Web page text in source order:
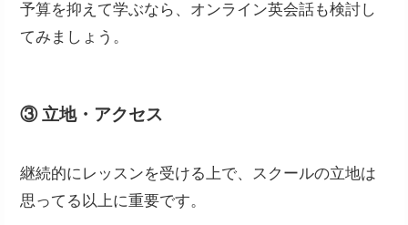
予算を抑えて学ぶなら、オンライン英会話も検討し
てみましょう。
③ 立地・アクセス
継続的にレッスンを受ける上で、スクールの立地は
思ってる以上に重要です。